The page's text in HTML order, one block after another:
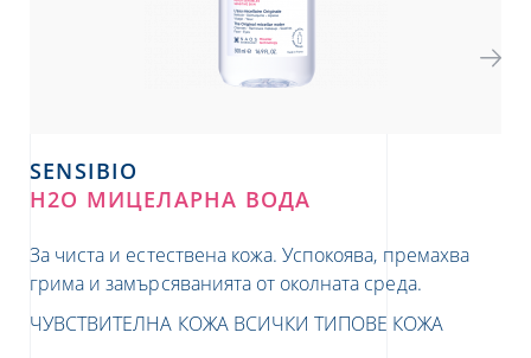
SENSIBIO
H2O МИЦЕЛАРНА ВОДА
За чиста и естествена кожа. Успокоява, премахва
грима и замърсяванията от околната среда.
ЧУВСТВИТЕЛНА КОЖА ВСИЧКИ ТИПОВЕ КОЖА